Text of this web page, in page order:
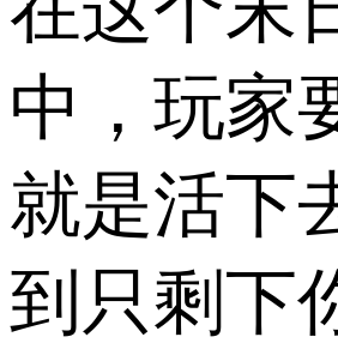
中，玩家
就是活下
到只剩下